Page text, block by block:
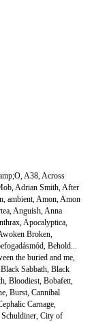
,A38,Across
,Adrian Smith,After
, ambient,Amon,Amon
,Anguish,Anna
,Apocalyptica,
Broken,
, Behold...
the buried and me,
Black Sabbath, Black
, Bloodiest, Bobafett,
, Burst, Cannibal
Carnage,
, City of